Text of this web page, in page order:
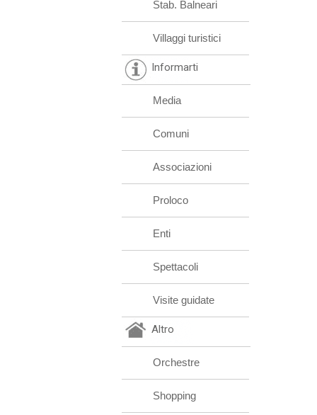
Stab. Balneari
Villaggi turistici
Informarti
Media
Comuni
Associazioni
Proloco
Enti
Spettacoli
Visite guidate
Altro
Orchestre
Shopping